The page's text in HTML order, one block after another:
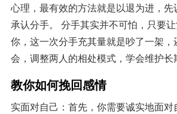
心理，最有效的方法就是以退为进，先
承认分手。 分手其实并不可怕，只要
你，这一次分手充其量就是吵了一架
会，调整两人的相处模式，学会维护长
教你如何挽回感情
实面对自己：首先，你需要诚实地面对